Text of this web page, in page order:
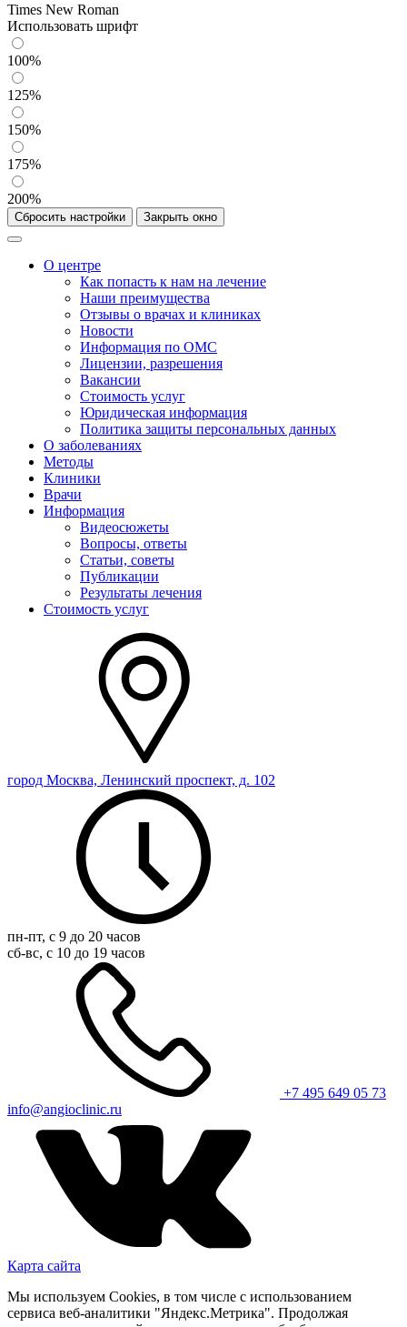
Times New Roman
Использовать шрифт
100%
125%
150%
175%
200%
Сбросить настройки Закрыть окно
О центре
Как попасть к нам на лечение
Наши преимущества
Отзывы о врачах и клиниках
Новости
Информация по ОМС
Лицензии, разрешения
Вакансии
Стоимость услуг
Юридическая информация
Политика защиты персональных данных
О заболеваниях
Методы
Клиники
Врачи
Информация
Видеосюжеты
Вопросы, ответы
Статьи, советы
Публикации
Результаты лечения
Стоимость услуг
город Москва, Ленинский проспект, д. 102
пн-пт, с 9 до 20 часов
сб-вс, с 10 до 19 часов
+7 495 649 05 73
info@angioclinic.ru
Карта сайта
Мы используем Cookies, в том числе с использованием
сервиса веб-аналитики "Яндекс.Метрика". Продолжая